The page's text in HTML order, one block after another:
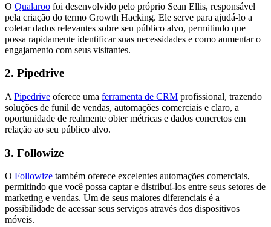
O Qualaroo foi desenvolvido pelo próprio Sean Ellis, responsável
pela criação do termo Growth Hacking. Ele serve para ajudá-lo a
coletar dados relevantes sobre seu público alvo, permitindo que
possa rapidamente identificar suas necessidades e como aumentar o
engajamento com seus visitantes.
2. Pipedrive
A Pipedrive oferece uma ferramenta de CRM profissional, trazendo
soluções de funil de vendas, automações comerciais e claro, a
oportunidade de realmente obter métricas e dados concretos em
relação ao seu público alvo.
3. Followize
O Followize também oferece excelentes automações comerciais,
permitindo que você possa captar e distribuí-los entre seus setores de
marketing e vendas. Um de seus maiores diferenciais é a
possibilidade de acessar seus serviços através dos dispositivos
móveis.